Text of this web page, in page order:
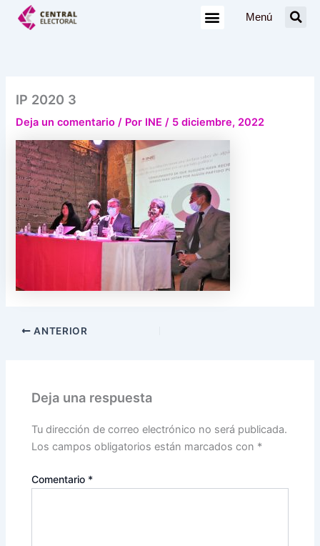
Menú
IP 2020 3
Deja un comentario / Por INE/ 5 diciembre, 2022
ANTERIOR
Deja una respuesta
Tu dirección de correo electrónico no será publicada.
Los campos obligatorios están marcados con *
Comentario *